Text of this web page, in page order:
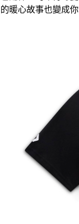
的暖心故事也變成